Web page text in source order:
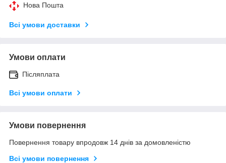
Нова Пошта
Всі умови доставки
Умови оплати
Післяплата
Всі умови оплати
Умови повернення
Повернення товару впродовж 14 днів за домовленістю
Всі умови повернення